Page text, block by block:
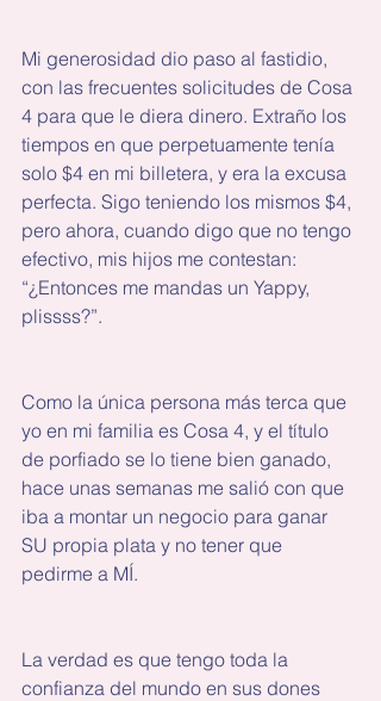
Mi generosidad dio paso al fastidio,
con las frecuentes solicitudes de Cosa
4 para que le diera dinero. Extraño los
tiempos en que perpetuamente tenía
solo $4 en mi billetera, y era la excusa
perfecta. Sigo teniendo los mismos $4,
pero ahora, cuando digo que no tengo
efectivo, mis hijos me contestan:
“¿Entonces me mandas un Yappy,
plissss?”.
Como la única persona más terca que
yo en mi familia es Cosa 4, y el título
de porfiado se lo tiene bien ganado,
hace unas semanas me salió con que
iba a montar un negocio para ganar
SU propia plata y no tener que
pedirme a MÍ.
La verdad es que tengo toda la
confianza del mundo en sus dones